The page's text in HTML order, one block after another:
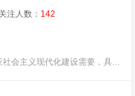
关注人数： 142
会主义现代化建设需要，具有